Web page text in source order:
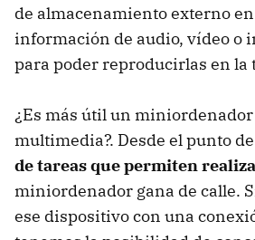
de almacenamiento externo
información de audio, vídeo o
para poder reproducirlas en la
¿Es más útil un
multimedia?. Desde el punto
de tareas que permiten
miniordenador gana de calle.
ese dispositivo con una